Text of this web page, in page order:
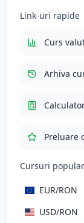
TVA (21%)
Total cu TVA
Link-uri rapide
Curs
Arhiva
Preluare
Cursuri
EUR/RON
USD/RON